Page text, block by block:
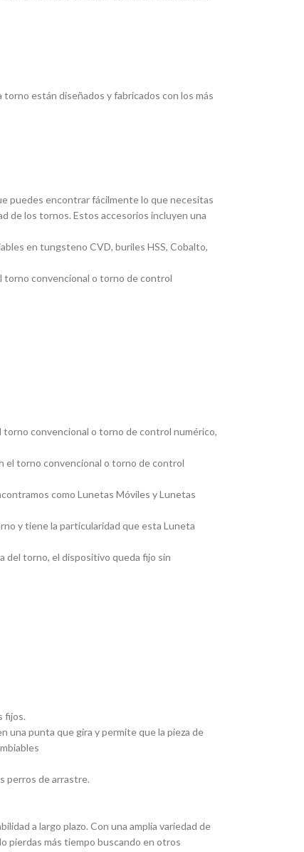
están diseñados y fabricados con los más
puedes encontrar fácilmente lo que necesitas
de los tornos. Estos accesorios incluyen una
en tungsteno CVD, buriles HSS, Cobalto,
torno convencional o torno de control
torno convencional o torno de control numérico,
el torno convencional o torno de control
como Lunetas Móviles y Lunetas
y tiene la particularidad que esta Luneta
del torno, el dispositivo queda fijo sin
fijos.
una punta que gira y permite que la pieza de
perros de arrastre.
a largo plazo. Con una amplia variedad de
pierdas más tiempo buscando en otros